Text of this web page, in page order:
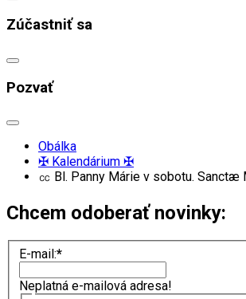
Zúčastniť sa
Pozvať
Obálka
✠ Kalendárium ✠
㏄ Bl. Panny Márie v sobotu.
Chcem odoberať novinky:
E-mail:*
Neplatná e-mailová adresa!